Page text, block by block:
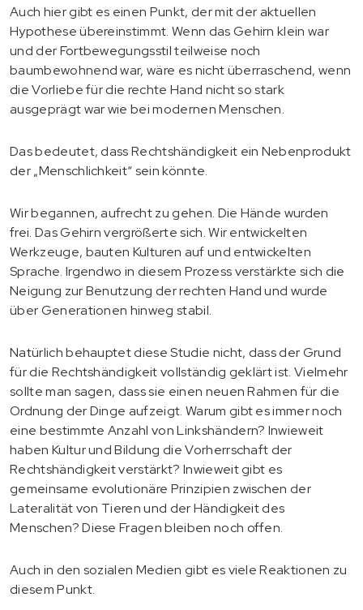
Auch hier gibt es einen Punkt, der mit der aktuellen
Hypothese übereinstimmt. Wenn das Gehirn klein war
und der Fortbewegungsstil teilweise noch
baumbewohnend war, wäre es nicht überraschend, wenn
die Vorliebe für die rechte Hand nicht so stark
ausgeprägt war wie bei modernen Menschen.
Das bedeutet, dass Rechtshändigkeit ein Nebenprodukt
der „Menschlichkeit“ sein könnte.
Wir begannen, aufrecht zu gehen. Die Hände wurden
frei. Das Gehirn vergrößerte sich. Wir entwickelten
Werkzeuge, bauten Kulturen auf und entwickelten
Sprache. Irgendwo in diesem Prozess verstärkte sich die
Neigung zur Benutzung der rechten Hand und wurde
über Generationen hinweg stabil.
Natürlich behauptet diese Studie nicht, dass der Grund
für die Rechtshändigkeit vollständig geklärt ist. Vielmehr
sollte man sagen, dass sie einen neuen Rahmen für die
Ordnung der Dinge aufzeigt. Warum gibt es immer noch
eine bestimmte Anzahl von Linkshändern? Inwieweit
haben Kultur und Bildung die Vorherrschaft der
Rechtshändigkeit verstärkt? Inwieweit gibt es
gemeinsame evolutionäre Prinzipien zwischen der
Lateralität von Tieren und der Händigkeit des
Menschen? Diese Fragen bleiben noch offen.
Auch in den sozialen Medien gibt es viele Reaktionen zu
diesem Punkt.